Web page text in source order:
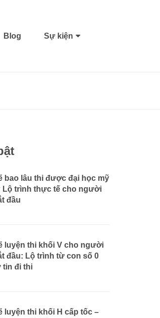
Blog Sự kiện
bao lâu thi được đại học mỹ
Lộ trình thực tế cho người
đầu
luyện thi khối V cho người
đầu: Lộ trình từ con số 0
tin đi thi
luyện thi khối H cấp tốc –